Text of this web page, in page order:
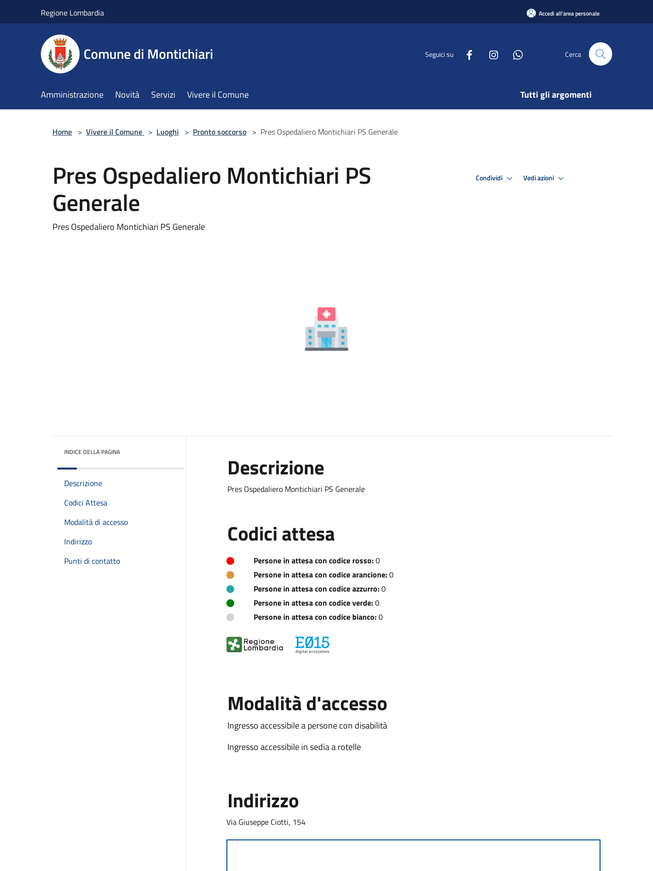
Regione Lombardia Accedi all'area personale
Comune di Montichiari Seguici su Cerca
Amministrazione Novità Servizi Vivere il Comune Tutti gli argomenti
Home > Vivere il Comune > Luoghi > Pronto soccorso > Pres Ospedaliero Montichiari PS Generale
Pres Ospedaliero Montichiari PS
Generale
Pres Ospedaliero Montichiari PS Generale
Condividi Vedi azioni
INDICE DELLA PAGINA
Descrizione
Codici Attesa
Modalità di accesso
Indirizzo
Punti di contatto
Descrizione
Pres Ospedaliero Montichiari PS Generale
Codici attesa
Persone in attesa con codice rosso:0
Persone in attesa con codice arancione:0
Persone in attesa con codice azzurro:0
Persone in attesa con codice verde:0
Persone in attesa con codice bianco:0
Modalità d'accesso
Ingresso accessibile a persone con disabilità
Ingresso accessibile in sedia a rotelle
Indirizzo
Via Giuseppe Ciotti, 154